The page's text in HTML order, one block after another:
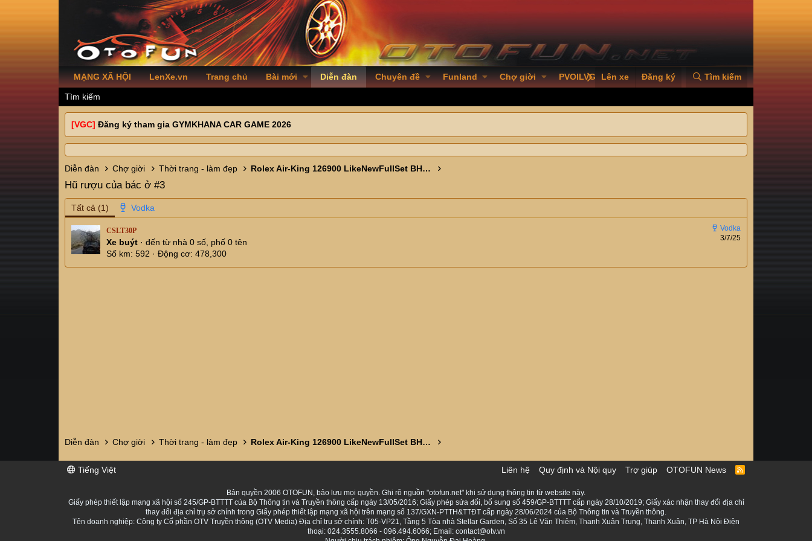
MẠNG XÃ HỘI LenXe.vn Trang chủ Bài mới Diễn đàn Chuyên đề Funland Chợ giời PVOILVGC2026
Lên xe Đăng ký Tìm kiếm
Tìm kiếm
[VGC] Đăng ký tham gia GYMKHANA CAR GAME 2026
Diễn đàn Chợ giời Thời trang - làm đẹp Rolex Air-King 126900 LikeNewFullSet BH2028
Hũ rượu của bác ở #3
Tất cả (1)
3/7/25
CSLT30P
Xe buýt · đến từ nhà 0 số, phố 0 tên
Số km 592 Động cơ 478,300
Diễn đàn Chợ giời Thời trang - làm đẹp Rolex Air-King 126900 LikeNewFullSet BH2028
Tiếng Việt Liên hệ Quy định và Nội quy Trợ giúp OTOFUN News
R
Bản quyền 2006 OTOFUN, bảo lưu mọi quyền. Ghi rõ nguồn "otofun.net" khi sử dụng thông tin từ website này.
Giấy phép thiết lập mạng xã hội số 245/GP-BTTTT của Bộ Thông tin và Truyền thông cấp ngày 13/05/2016; Giấy phép sửa đổi, bổ sung số 459/GP-BTTTT cấp ngày 28/10/2019; Giấy xác nhận thay đổi địa chỉ
thay đổi địa chỉ trụ sở chính trong Giấy phép thiết lập mạng xã hội trên mạng số 137/GXN-PTTH&TTĐT cấp ngày 28/06/2024 của Bộ Thông tin và Truyền thông.
Tên doanh nghiệp: Công ty Cổ phần OTV Truyền thông (OTV Media) Địa chỉ trụ sở chính: T05-VP21, Tầng 5 Tòa nhà Stellar Garden, Số 35 Lê Văn Thiêm, Thanh Xuân Trung, Thanh Xuân, TP Hà Nội Điện
thoại: 024.3555.8066 - 096.494.6066; Email: contact@otv.vn